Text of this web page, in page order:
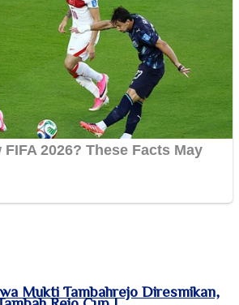
Mukti Tambahrejo Diresmikan,